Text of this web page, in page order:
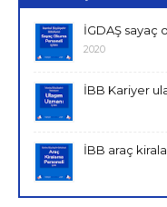
İGDAŞ sayaç
2020
İBB Kariyer
İBB araç